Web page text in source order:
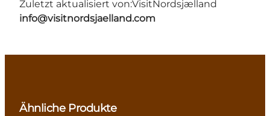
Zuletzt aktualisiert von:VisitNordsjælland
info@visitnordsjaelland.com
Ähnliche Produkte